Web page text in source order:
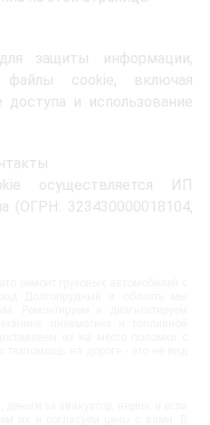
защиты информации,
файлы cookie, включая
доступа и использование
осуществляется ИП
(ОГРН: 323430000018104,